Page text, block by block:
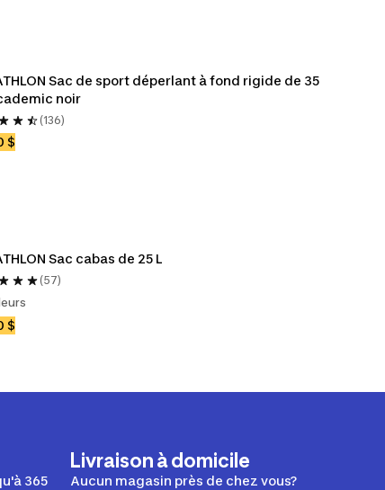
Sac de sport déperlant à fond rigide de 35
noir
(136)
$
Sac cabas de 25 L
(57)
$
365
Livraison à domicile
Aucun magasin près de chez vous?